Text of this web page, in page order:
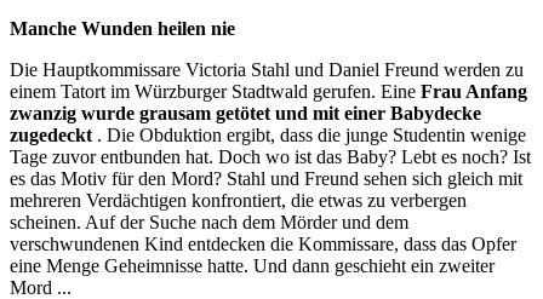
Manche Wunden heilen nie
Die Hauptkommissare Victoria Stahl und Daniel Freund werden zu
einem Tatort im Würzburger Stadtwald gerufen. Eine Frau Anfang
zwanzig wurde grausam getötet und mit einer Babydecke
zugedeckt . Die Obduktion ergibt, dass die junge Studentin wenige
Tage zuvor entbunden hat. Doch wo ist das Baby? Lebt es noch? Ist
es das Motiv für den Mord? Stahl und Freund sehen sich gleich mit
mehreren Verdächtigen konfrontiert, die etwas zu verbergen
scheinen. Auf der Suche nach dem Mörder und dem
verschwundenen Kind entdecken die Kommissare, dass das Opfer
eine Menge Geheimnisse hatte. Und dann geschieht ein zweiter
Mord ...